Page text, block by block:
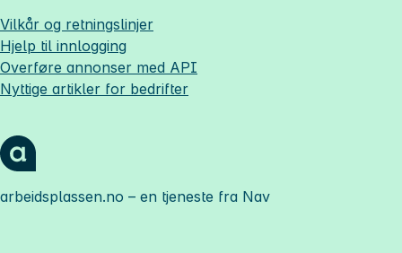
Vilkår og retningslinjer
Hjelp til innlogging
Overføre annonser med API
Nyttige artikler for bedrifter
arbeidsplassen.no – en tjeneste fra Nav